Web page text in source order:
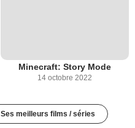
Minecraft: Story Mode
14 octobre 2022
Ses meilleurs films / séries